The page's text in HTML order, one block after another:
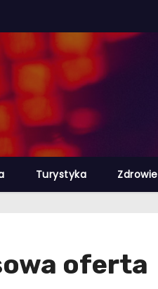
Turystyka Zdrowie
oferta